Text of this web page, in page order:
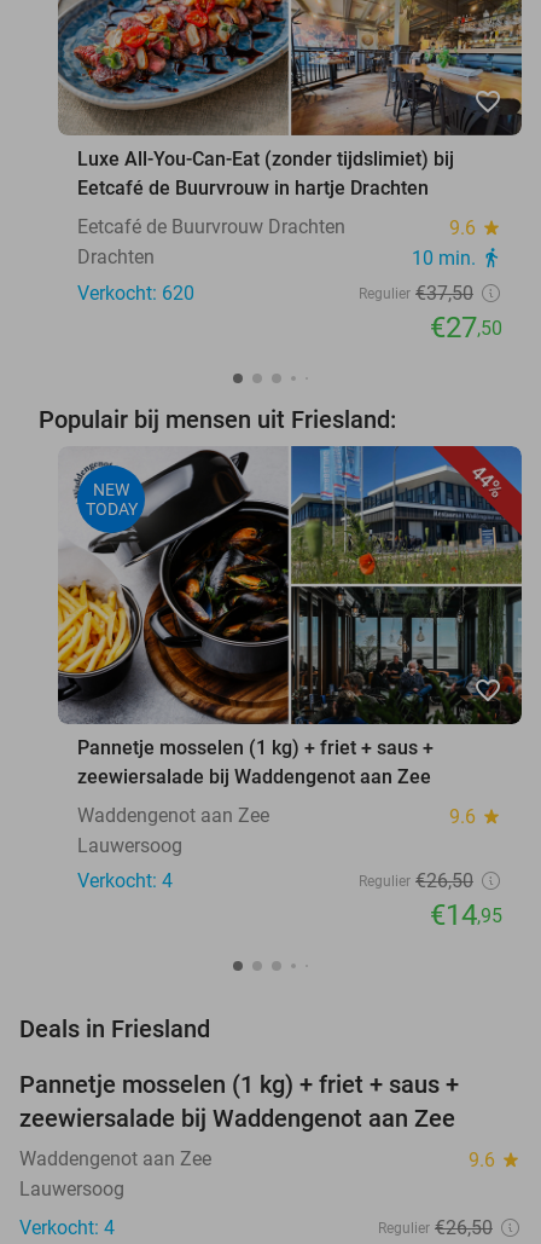
favorite_border
Luxe All-You-Can-Eat (zonder tijdslimiet) bij
Eetcafé de Buurvrouw in hartje Drachten
Eetcafé de Buurvrouw Drachten
9.6 star
Drachten 10 min. directions_walk
Verkocht: 620 Regulier €37,50
€27,50
Populair bij mensen uit Friesland:
44%
NEW
TODAY
favorite_border
Pannetje mosselen (1 kg) + friet + saus +
zeewiersalade bij Waddengenot aan Zee
Waddengenot aan Zee
9.6 star
Lauwersoog
Verkocht: 4
Regulier €26,50
€14,95
Deals in Friesland
TODAY
Pannetje mosselen (1 kg) + friet + saus +
zeewiersalade bij Waddengenot aan Zee
Waddengenot aan Zee 9.6 star
Lauwersoog
Verkocht: 4
Regulier €26,50